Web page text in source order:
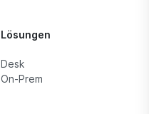
Lösungen
Desk
On-Prem